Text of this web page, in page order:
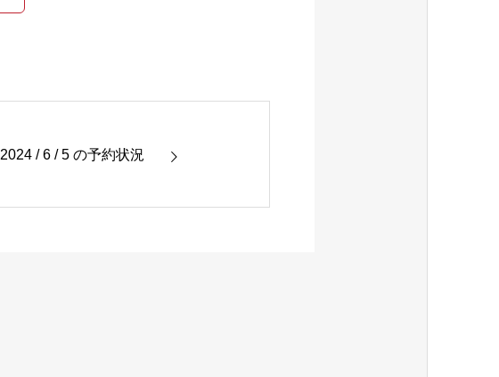
2024 / 6 / 5 の予約状況